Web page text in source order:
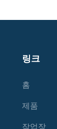
링크
홈
제품
작업장